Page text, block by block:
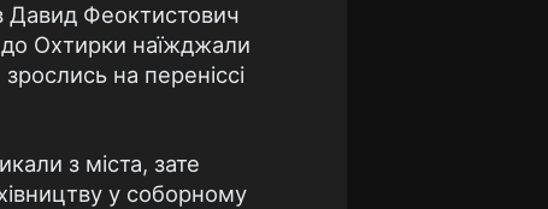
Давид Феоктистович
до Охтирки наїжджали
на переніссі
з міста, зате
у соборному